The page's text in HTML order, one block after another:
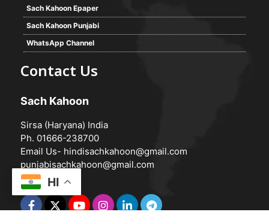
Sach Kahoon Epaper
Sach Kahoon Punjabi
WhatsApp Channel
Contact Us
Sach Kahoon
Sirsa (Haryana) India
Ph. 01666-238700
Email Us- hindisachkahoon@gmail.com
punjabisachkahoon@gmail.com
HI